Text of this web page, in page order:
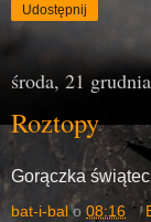
Udostępnij
środa, 21
Roztopy
Gorączka
bat-i-bal o 08:16